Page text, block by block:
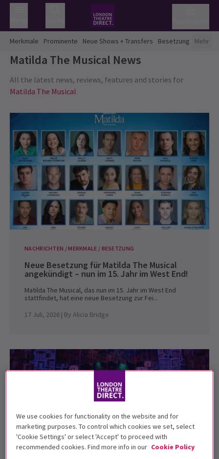
Merkmale Prominente Neue Shows + Transfers Besetzung Mehr
Matilda The Musical News
All the latest news, reviews, features and stories for
Matilda The Musical
NACHRICHTEN / MERKMALE / BESETZUNG
Neue Besetzung für Matilda The Musical
angekündigt – nun im 15. Jahr im West End!
Matilda The Musical, das nun im 15. Jahr im West End
stattfindet, hat eine neue Besetzung zur Fei...
17 Juli, 2026 | By Alicia Bridge
We use cookies for functionality on the website and for
marketing purposes. To control which cookies we set, select
'Cookie Settings' or select 'Accept' to proceed with
recommended cookies. Find more info in our Cookie Policy